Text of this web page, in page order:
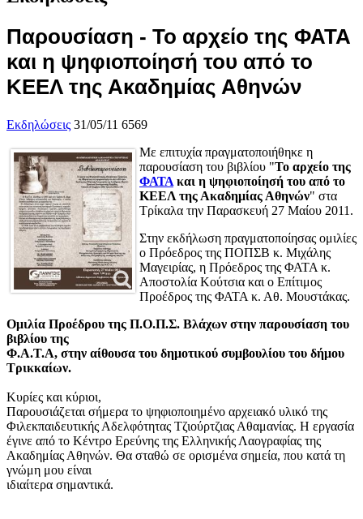
Παρουσίαση - Το αρχείο της ΦΑΤΑ
και η ψηφιοποίησή του από το
ΚΕΕΛ της Ακαδημίας Αθηνών
Εκδηλώσεις 31/05/11 6569
Με επιτυχία πραγματοποιήθηκε η
παρουσίαση του βιβλίου "Το αρχείο της
ΦΑΤΑ και η ψηφιοποίησή του από το
ΚΕΕΛ της Ακαδημίας Αθηνών" στα
Τρίκαλα την Παρασκευή 27 Μαίου 2011.
Στην εκδήλωση πραγματοποίησας ομιλίες
ο Πρόεδρος της ΠΟΠΣΒ κ. Μιχάλης
Μαγειρίας, η Πρόεδρος της ΦΑΤΑ κ.
Αποστολία Κούτσια και ο Επίτιμος
Προέδρος της ΦΑΤΑ κ. Αθ. Μουστάκας.
Ομιλία Προέδρου της Π.Ο.Π.Σ. Βλάχων στην παρουσίαση του
βιβλίου της
Φ.Α.Τ.Α, στην αίθουσα του δημοτικού συμβουλίου του δήμου
Τρικκαίων.
Κυρίες και κύριοι,
Παρουσιάζεται σήμερα το ψηφιοποιημένο αρχειακό υλικό της
Φιλεκπαιδευτικής Αδελφότητας Τζιούρτζιας Αθαμανίας. Η εργασία
έγινε από το Κέντρο Ερεύνης της Ελληνικής Λαογραφίας της
Ακαδημίας Αθηνών. Θα σταθώ σε ορισμένα σημεία, που κατά τη
γνώμη μου είναι
ιδιαίτερα σημαντικά.